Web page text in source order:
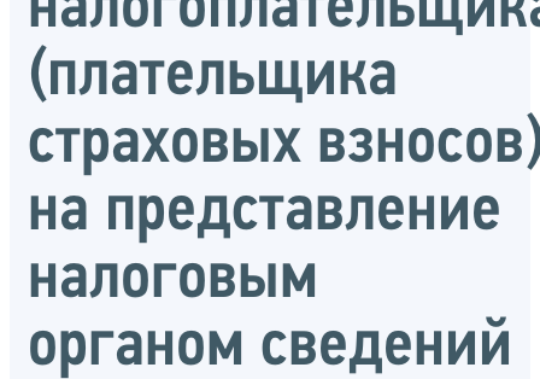
(плательщика
страховых
на представление
налоговым
органом сведений